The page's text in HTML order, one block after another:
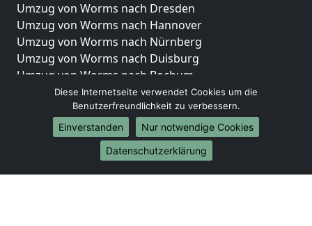
Umzug von Worms nach Dresden
Umzug von Worms nach Hannover
Umzug von Worms nach Nürnberg
Umzug von Worms nach Duisburg
Umzug von Worms nach Bochum
Umzug von Worms nach Wuppertal
Umzug von Worms nach Bielefeld
Umzug von Worms nach Bonn
Umzug von Worms nach Münster
Diese Internetseite verwendet Cookies um die
Benutzerfreundlichkeit zu verbessern.
Einverstanden
Nur notwendige Cookies
Datenschutzerklärung